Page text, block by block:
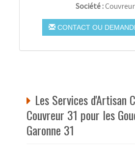
Société :
CONTACT OU
Les Services d'Artisan
Couvreur 31 pour les
Garonne 31